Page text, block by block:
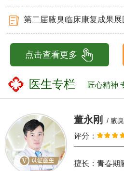
第二届腋臭临床康复成果展
点击查看更多
医生专栏 匠心精神
董永刚 / 腋
评分：
擅长：青春期